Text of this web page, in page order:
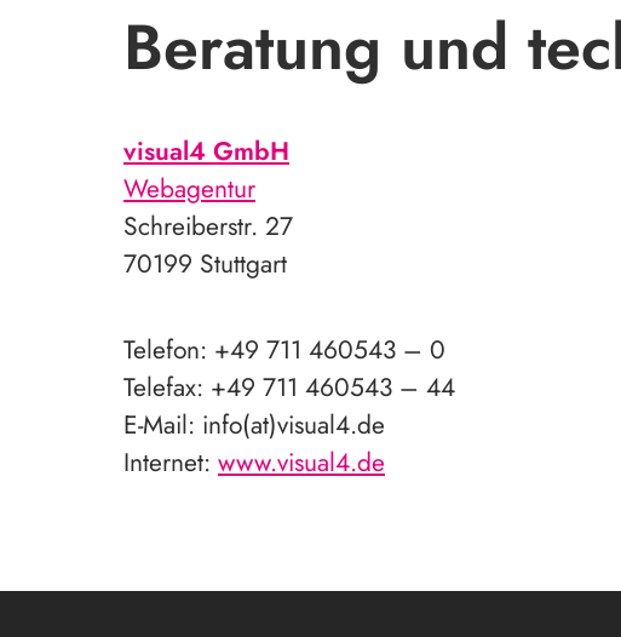
Beratung und
visual4 GmbH
Webagentur
Schreiberstr. 27
70199 Stuttgart
Telefon: +49 711 460543 – 0
Telefax: +49 711 460543 – 44
E-Mail: info(at)visual4.de
Internet: www.visual4.de